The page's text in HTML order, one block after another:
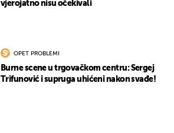
vjerojatno nisu očekivali
OPET PROBLEMI
Burne scene u trgovačkom centru: Sergej
Trifunović i supruga uhićeni nakon svađe!